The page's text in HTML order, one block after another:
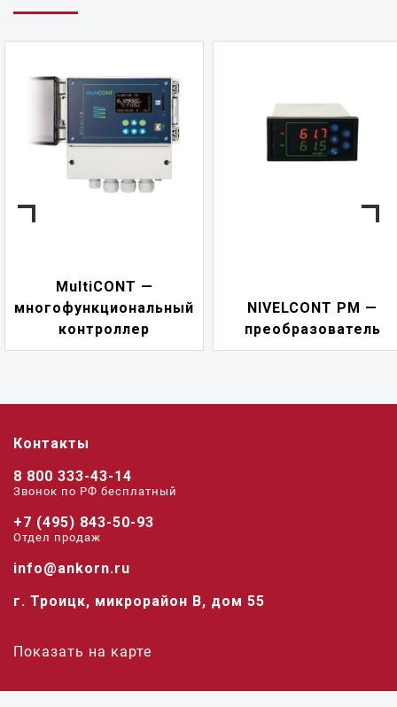
MultiCONT —
контроллер
NIVELCONT PM —
преобразователь
Контакты
8 800 333-43-14
Звонок по РФ беcплатный
+7 (495) 843-50-93
Отдел продаж
info@ankorn.ru
г. Троицк, микрорайон В, дом 55
Показать на карте